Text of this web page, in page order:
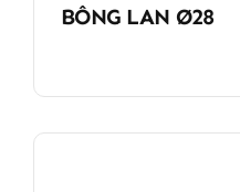
BÔNG LAN Ø28